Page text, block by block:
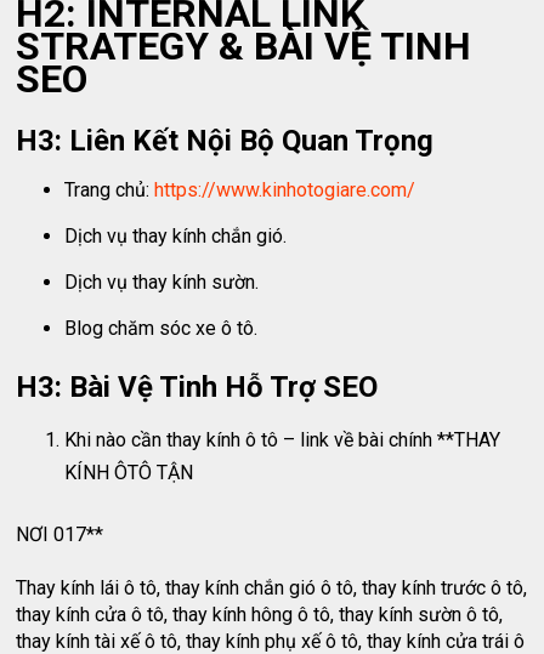
H2: INTERNAL LINK
STRATEGY & BÀI VỆ TINH
SEO
H3: Liên Kết Nội Bộ Quan Trọng
Trang chủ:https://www.kinhotogiare.com/
Dịch vụ thay kính chắn gió.
Dịch vụ thay kính sườn.
Blog chăm sóc xe ô tô.
H3: Bài Vệ Tinh Hỗ Trợ SEO
Khi nào cần thay kính ô tô – link về bài chính **THAY
KÍNH ÔTÔ TẬN
NƠI 017**
Thay kính lái ô tô, thay kính chắn gió ô tô, thay kính trước ô tô,
thay kính cửa ô tô, thay kính hông ô tô, thay kính sườn ô tô,
thay kính tài xế ô tô, thay kính phụ xế ô tô, thay kính cửa trái ô